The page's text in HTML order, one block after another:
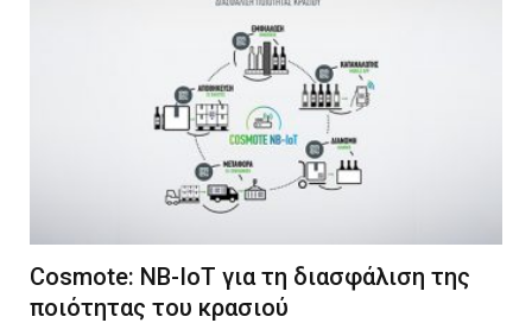
Cosmote: ΝΒ-ΙοΤ για τη διασφάλιση της
ποιότητας του κρασιού